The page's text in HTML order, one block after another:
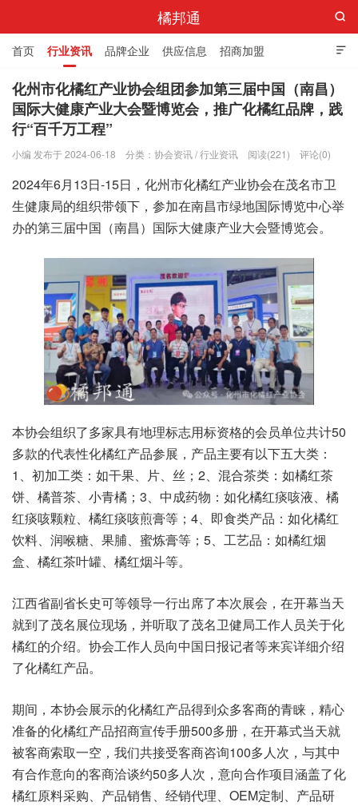
橘邦通

首页 行业资讯 品牌企业 供应信息 招商加盟
标准与产值 化橘红科普 化橘红专卖店

化州市化橘红产业协会组团参加第三届中国（南昌）
国际大健康产业大会暨博览会，推广化橘红品牌，践
行“百千万工程”
小编 发布于 2024-06-18 分类： 协会资讯/行业资讯 阅读(221) 评论(0)
2024年6月13日-15日，化州市化橘红产业协会在茂名市卫
生健康局的组织带领下，参加在南昌市绿地国际博览中心举
办的第三届中国（南昌）国际大健康产业大会暨博览会。
本协会组织了多家具有地理标志用标资格的会员单位共计50
多款的代表性化橘红产品参展，产品主要有以下五大类：
1、初加工类：如干果、片、丝；2、混合茶类：如橘红茶
饼、橘普茶、小青橘；3、中成药物：如化橘红痰咳液、橘
红痰咳颗粒、橘红痰咳煎膏等；4、即食类产品：如化橘红
饮料、润喉糖、果脯、蜜炼膏等；5、工艺品：如橘红烟
盒、橘红茶叶罐、橘红烟斗等。
江西省副省长史可等领导一行出席了本次展会，在开幕当天
就到了茂名展位现场，并听取了茂名卫健局工作人员关于化
橘红的介绍。协会工作人员向中国日报记者等来宾详细介绍
了化橘红产品。
期间，本协会展示的化橘红产品得到众多客商的青睐，精心
准备的化橘红产品招商宣传手册500多册，在开幕式当天就
被客商索取一空，我们共接受客商咨询100多人次，与其中
有合作意向的客商洽谈约50多人次，意向合作项目涵盖了化
橘红原料采购、产品销售、经销代理、OEM定制、产品研